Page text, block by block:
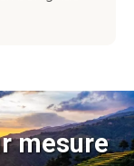
mesure